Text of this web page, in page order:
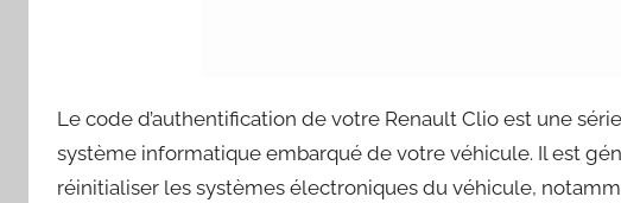
Le code d’authentification de votre Renault Clio est une
système informatique embarqué de votre véhicule. Il est
réinitialiser les systèmes électroniques du véhicule,